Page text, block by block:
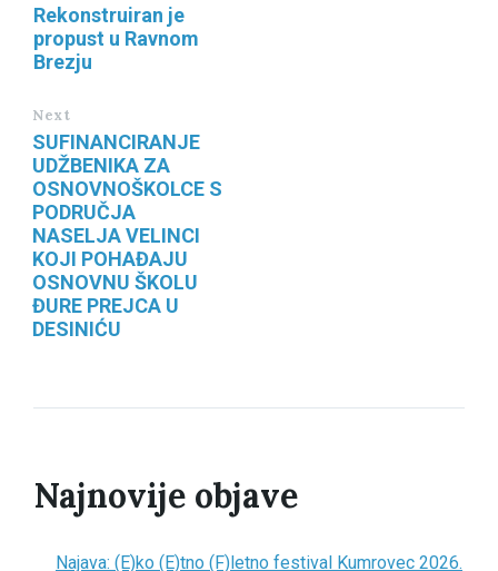
Rekonstruiran je
propust u Ravnom
Brezju
Next
SUFINANCIRANJE
UDŽBENIKA ZA
OSNOVNOŠKOLCE S
PODRUČJA
NASELJA VELINCI
KOJI POHAĐAJU
OSNOVNU ŠKOLU
ĐURE PREJCA U
DESINIĆU
Najnovije objave
Najava: (E)ko (E)tno (F)letno festival Kumrovec 2026.